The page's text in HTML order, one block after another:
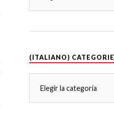
(ITALIANO) CATEGORIE